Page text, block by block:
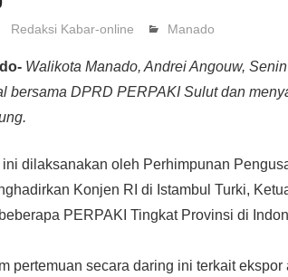
Redaksi Kabar-online Manado
Walikota Manado, Andrei Angouw,
bersama DPRD PERPAKI Sulut dan
dilaksanakan oleh Perhimpunan
Konjen RI di Istambul Turki,
PERPAKI Tingkat Provinsi di
pertemuan secara daring ini terkait